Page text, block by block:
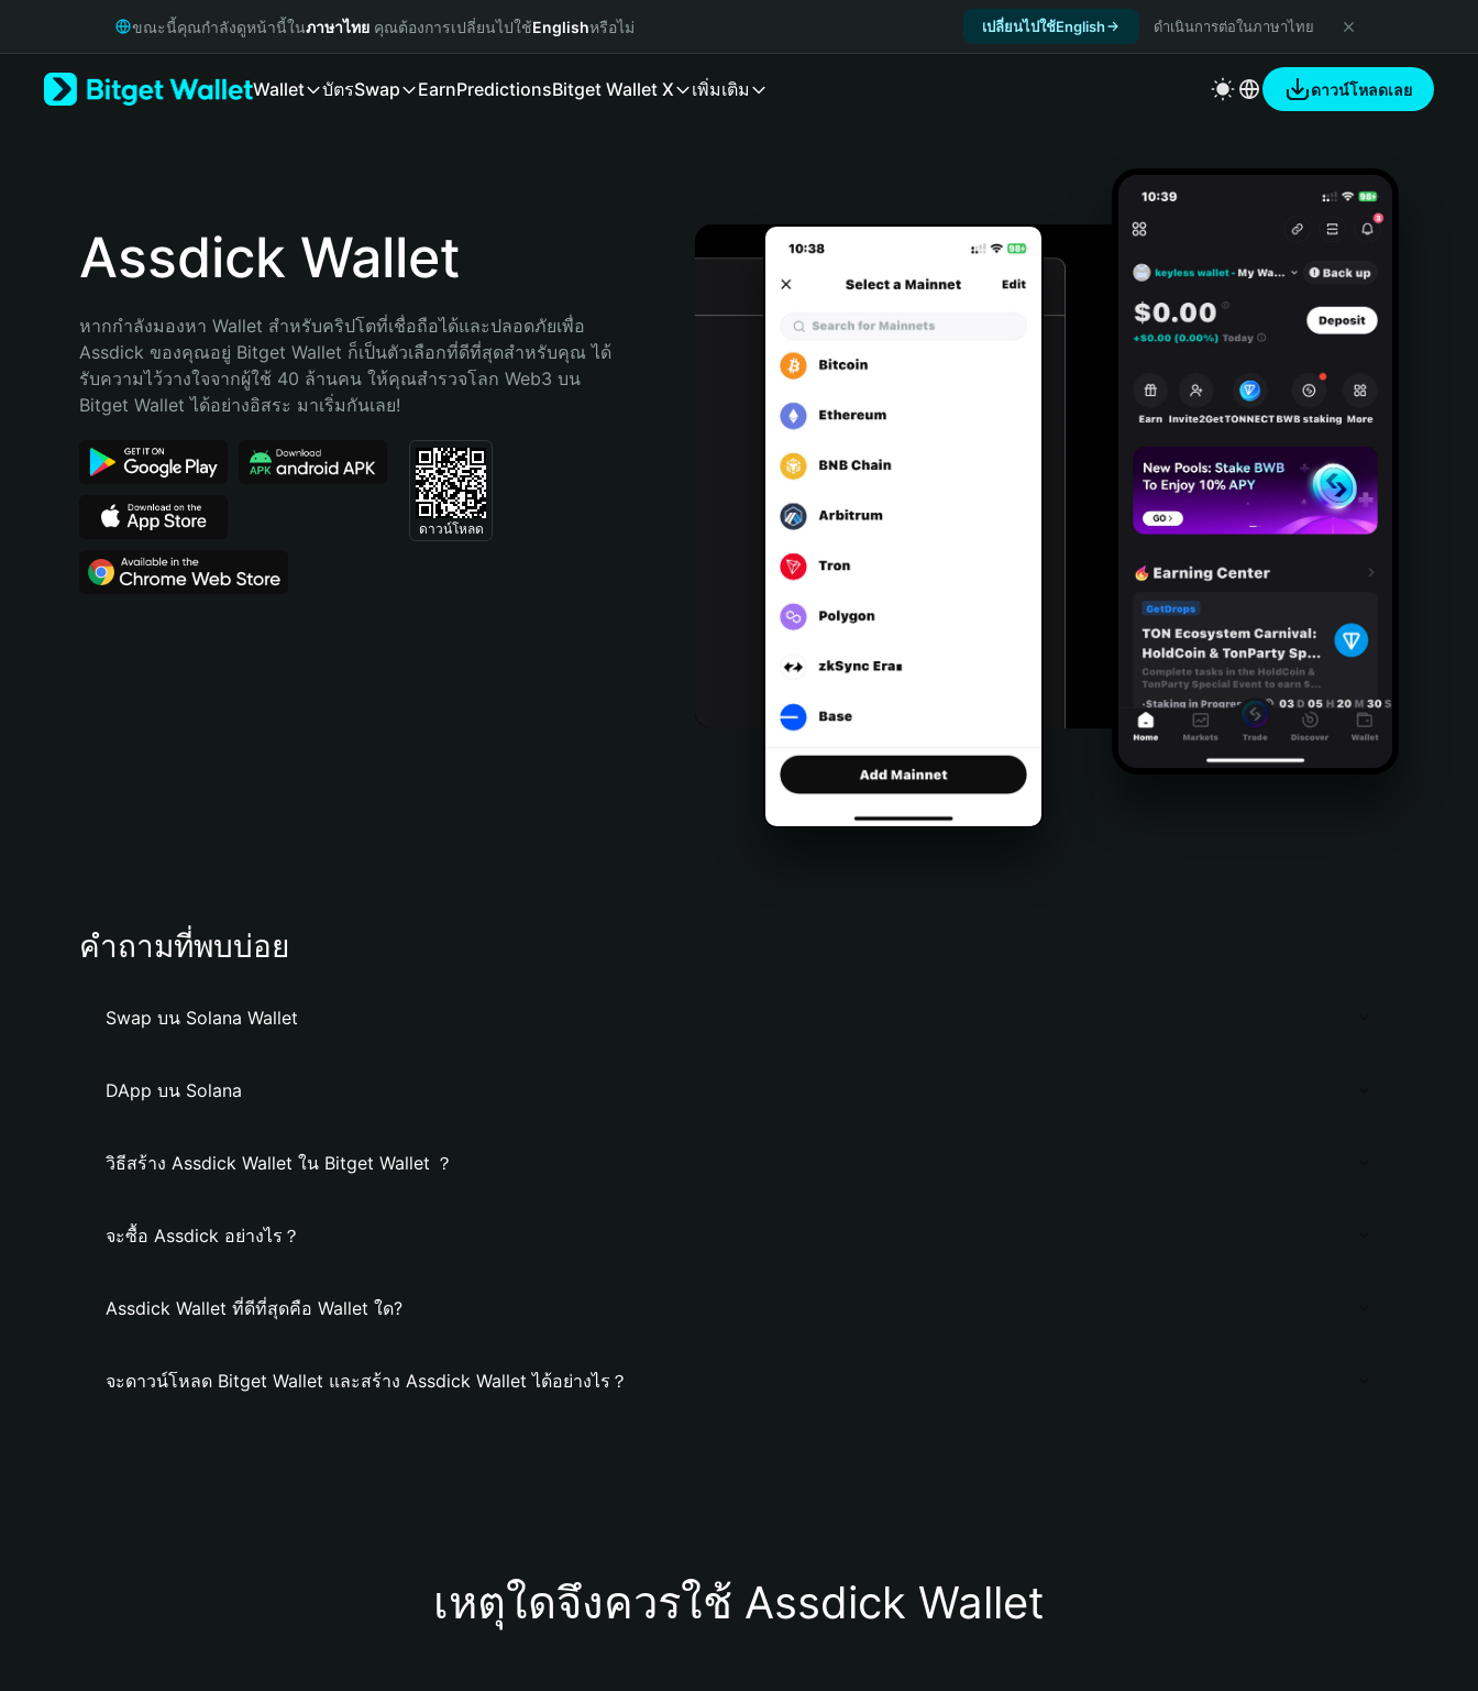
Русский
Bahasa Indonesia
Português (Brasil)
ขณะนี้คุณกำลังดูหน้านี้ในภาษาไทย คุณต้องการเปลี่ยนไปใช้Englishหรือไม่ เปลี่ยนไปใช้English ดำเนินการต่อในภาษาไทย
Wallet บัตรSwap EarnPredictionsBitget Wallet X เพิ่มเติม ดาวน์โหลดเลย
Assdick Wallet
หากกำลังมองหา Wallet สำหรับคริปโตที่เชื่อถือได้และปลอดภัยเพื่อ
Assdick ของคุณอยู่ Bitget Wallet ก็เป็นตัวเลือกที่ดีที่สุดสำหรับคุณ ได้
รับความไว้วางใจจากผู้ใช้ 40 ล้านคน ให้คุณสำรวจโลก Web3 บน
Bitget Wallet ได้อย่างอิสระ มาเริ่มกันเลย!
ดาวน์โหลด
คำถามที่พบบ่อย
Swap บน Solana Wallet
DApp บน Solana
วิธีสร้าง Assdick Wallet ใน Bitget Wallet ？
จะซื้อ Assdick อย่างไร？
Assdick Wallet ที่ดีที่สุดคือ Wallet ใด?
จะดาวน์โหลด Bitget Wallet และสร้าง Assdick Wallet ได้อย่างไร？
เหตุใดจึงควรใช้ Assdick Wallet